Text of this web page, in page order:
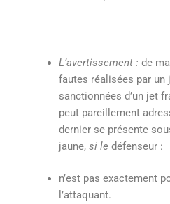
L’avertissement : de
fautes réalisées par un
sanctionnées d’un jet
peut pareillement
dernier se présente
jaune,si le défenseur :
n’est pas exactement
l’attaquant.